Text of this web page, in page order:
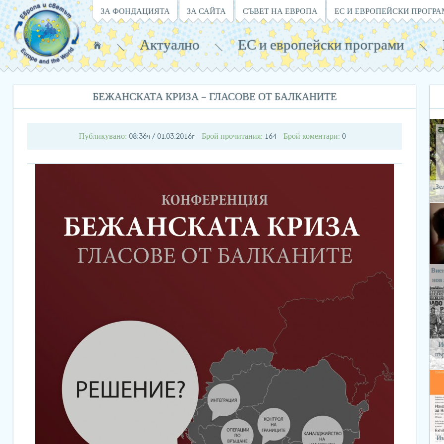
Навигация
ЗА ФОНДАЦИЯТА ЗА САЙТА СЪВЕТ НА ЕВРОПА ЕС И ЕВРОПЕЙСКИ
Намирате
се
Актуално ЕС и европейски програми
БЕЖАНСКАТА КРИЗА – ГЛАСОВЕ ОТ БАЛКАНИТЕ
Публикувано: 08:36ч / 01.03.2016г Брой прочитания: 164 Брой коментари: 0
нов